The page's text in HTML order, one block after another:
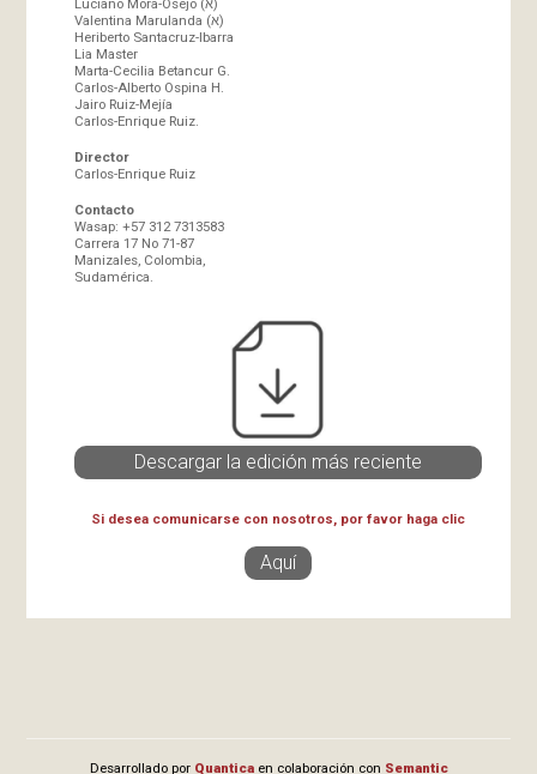
Luciano Mora-Osejo (א)
Valentina Marulanda (א)
Heriberto Santacruz-Ibarra
Lia Master
Marta-Cecilia Betancur G.
Carlos-Alberto Ospina H.
Jairo Ruiz-Mejía
Carlos-Enrique Ruiz.
Director
Carlos-Enrique Ruiz
Contacto
Wasap: +57 312 7313583
Carrera 17 No 71-87
Manizales, Colombia,
Sudamérica.
Descargar la edición más reciente
Si desea comunicarse con nosotros, por favor haga clic
Aquí
Desarrollado por Quanticaen colaboración con Semantic